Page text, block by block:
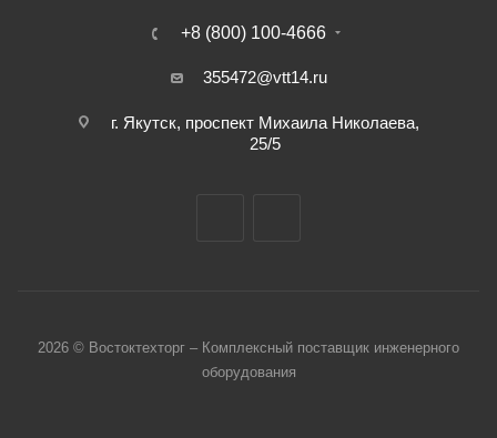
+8 (800) 100-4666
355472@vtt14.ru
г. Якутск, проспект Михаила Николаева,
25/5
2026 © Востоктехторг – Комплексный поставщик инженерного
оборудования